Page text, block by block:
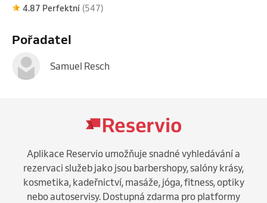
4.87 Perfektní (547)
Pořadatel
Samuel Resch
Aplikace Reservio umožňuje snadné vyhledávání a
rezervaci služeb jako jsou barbershopy, salóny krásy,
kosmetika, kadeřnictví, masáže, jóga, fitness, optiky
nebo autoservisy. Dostupná zdarma pro platformy